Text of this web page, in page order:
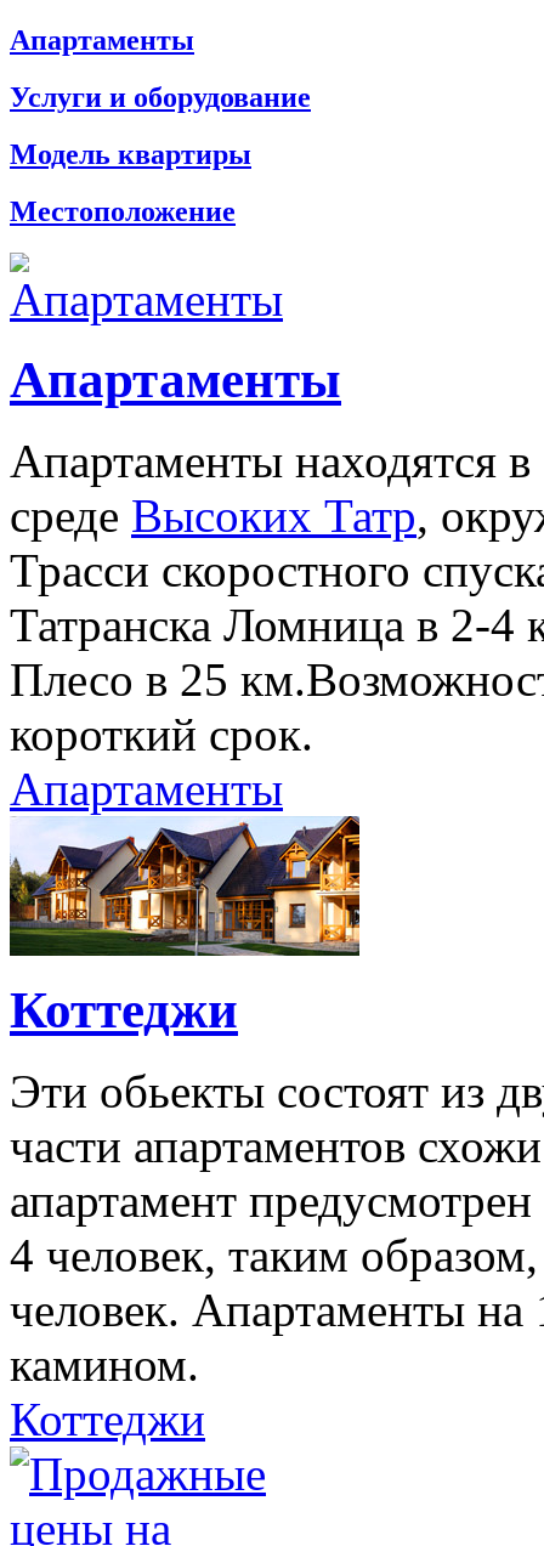
Апартаменты
Услуги и оборудование
Mодель квартиры
Местоположение
Апартаменты
Апартаменты находятся
среде Высоких Татр,
Трасси скоростного
Татранска Ломница в 2-
Плесо в 25
короткий срок.
Апартаменты
Коттеджи
Эти обьекты состоят из
части апартаментов
апартамент
4 человек, таким
человек. Апартаменты
камином.
Коттеджи